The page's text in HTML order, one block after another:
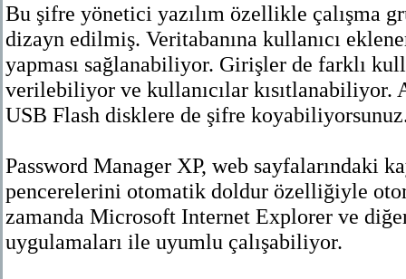
Bu şifre yönetici yazılım özellikle çalışma
dizayn edilmiş. Veritabanına kullanıcı
yapması sağlanabiliyor. Girişler de farklı
verilebiliyor ve kullanıcılar kısıtlanabiliyor.
USB Flash disklere de şifre
Password Manager XP, web sayfalarındaki
pencerelerini otomatik doldur özelliğiyle
zamanda Microsoft Internet Explorer ve
uygulamaları ile uyumlu çalışabiliyor.